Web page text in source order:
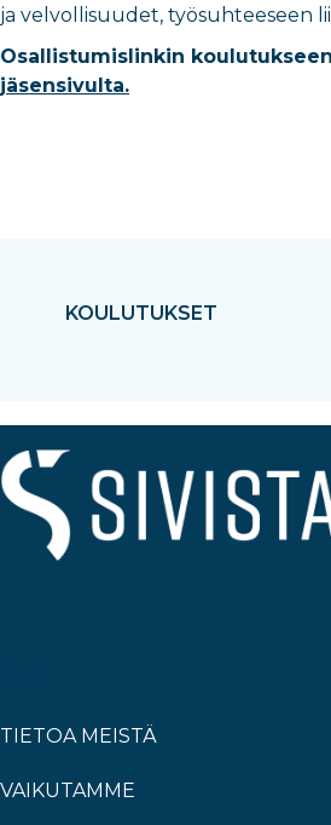
KOULUTUKSET
ja velvollisuudet, työsuhteeseen
Osallistumislinkin
jäsensivulta.
TIETOA MEISTÄ
VAIKUTAMME